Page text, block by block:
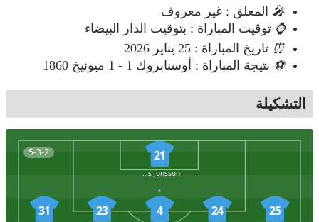
🎤 المعلق : غير معروف
⌚ توقيت المباراة : بتوقيت الدار البيضاء
⏰ تاريخ المباراة : 25 يناير 2026
⚽ نتيجة المباراة : أوسنابروك 1 - 1 ميونيخ 1860
التشكيلة
5-3-2 21
Lukas Jonsson
25
24
4
23
31